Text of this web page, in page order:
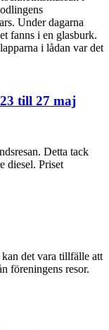
Under dagarna
fanns i en glasburk.
i lådan var det
till 27 maj
Detta tack
diesel. Priset
det vara tillfälle att
föreningens resor.